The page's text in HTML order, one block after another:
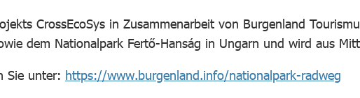
CrossEcoSys in Zusammenarbeit von Burgenland
dem Nationalpark Fertő-Hanság in Ungarn und wird aus
Sie unter: https://www.burgenland.info/nationalpark-radweg